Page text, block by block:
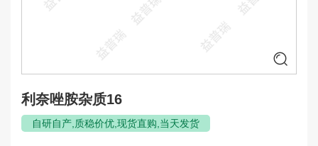
莱特莫韦杂质
利托那韦杂质
卢美哌隆杂质
氯雷他定杂质
利奈唑胺杂质16
自研自产,质稳价优,现货直购,当天发货